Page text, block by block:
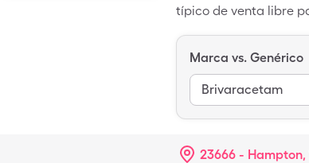
típico de venta libre
marca de
Marca vs. Genérico
Brivaracetam
23666 - Hampton,